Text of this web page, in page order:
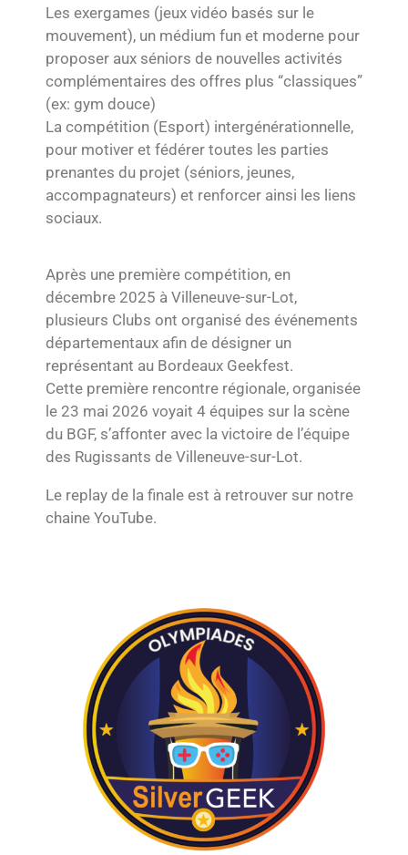
Les exergames (jeux vidéo basés sur le
mouvement), un médium fun et moderne pour
proposer aux séniors de nouvelles activités
complémentaires des offres plus “classiques”
(ex: gym douce)
La compétition (Esport) intergénérationnelle,
pour motiver et fédérer toutes les parties
prenantes du projet (séniors, jeunes,
accompagnateurs) et renforcer ainsi les liens
sociaux.
Après une première compétition, en
décembre 2025 à Villeneuve-sur-Lot,
plusieurs Clubs ont organisé des événements
départementaux afin de désigner un
représentant au Bordeaux Geekfest.
Cette première rencontre régionale, organisée
le 23 mai 2026 voyait 4 équipes sur la scène
du BGF, s’affonter avec la victoire de l’équipe
des Rugissants de Villeneuve-sur-Lot.
Le replay de la finale est à retrouver sur notre
chaine YouTube.